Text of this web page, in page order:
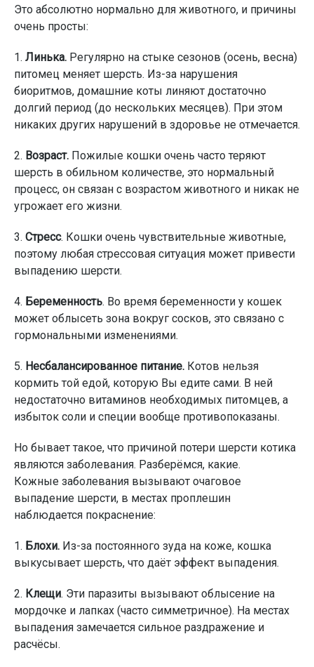
Это абсолютно нормально для животного, и причины
очень просты:
1. Линька. Регулярно на стыке сезонов (осень, весна)
питомец меняет шерсть. Из-за нарушения
биоритмов, домашние коты линяют достаточно
долгий период (до нескольких месяцев). При этом
никаких других нарушений в здоровье не отмечается.
2. Возраст. Пожилые кошки очень часто теряют
шерсть в обильном количестве, это нормальный
процесс, он связан с возрастом животного и никак не
угрожает его жизни.
3. Стресс. Кошки очень чувствительные животные,
поэтому любая стрессовая ситуация может привести
выпадению шерсти.
4. Беременность. Во время беременности у кошек
может облысеть зона вокруг сосков, это связано с
гормональными изменениями.
5. Несбалансированное питание. Котов нельзя
кормить той едой, которую Вы едите сами. В ней
недостаточно витаминов необходимых питомцев, а
избыток соли и специи вообще противопоказаны.
Но бывает такое, что причиной потери шерсти котика
являются заболевания. Разберёмся, какие.
Кожные заболевания вызывают очаговое
выпадение шерсти, в местах проплешин
наблюдается покраснение:
1. Блохи. Из-за постоянного зуда на коже, кошка
выкусывает шерсть, что даёт эффект выпадения.
2. Клещи. Эти паразиты вызывают облысение на
мордочке и лапках (часто симметричное). На местах
выпадения замечается сильное раздражение и
расчёсы.